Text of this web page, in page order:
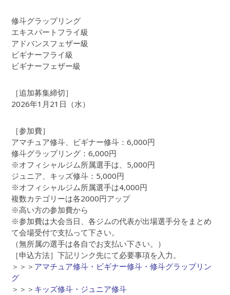
修斗グラップリング
エキスパートフライ級
アドバンスフェザー級
ビギナーフライ級
ビギナーフェザー級
［追加募集締切］
2026年1月21日（水）
［参加費］
アマチュア修斗、ビギナー修斗：6,000円
修斗グラップリング：6,000円
※オフィシャルジム所属選手は、5,000円
ジュニア、キッズ修斗：5,000円
※オフィシャルジム所属選手は4,000円
複数カテゴリーは各2000円アップ
※高い方の参加費から
※参加費は大会当日、各ジムの代表が出場選手分をまとめ
て会場受付で支払って下さい。
（無所属の選手は各自でお支払い下さい。）
［申込方法］下記リンク先にて必要事項を入力。
＞＞＞ アマチュア修斗・ビギナー修斗・修斗グラップリン
グ
＞＞＞ キッズ修斗・ジュニア修斗